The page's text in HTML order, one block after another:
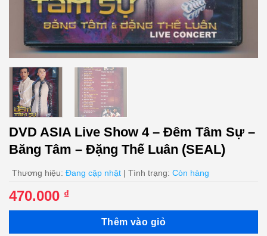
DVD ASIA Live Show 4 – Đêm Tâm Sự –
Băng Tâm – Đặng Thế Luân (SEAL)
Thương hiệu: Đang cập nhật | Tình trạng: Còn hàng
470.000 ₫
Thêm vào giỏ